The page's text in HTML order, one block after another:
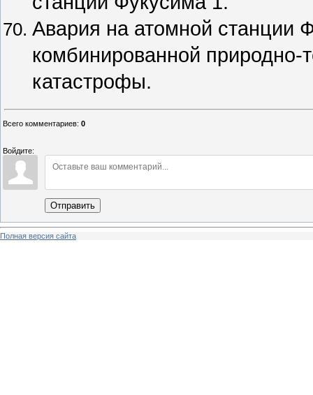
Авария на атомной станции
комбинированной природно-
катастрофы.
Всего комментариев: 0
Войдите:
Отправить
Полная версия сайта